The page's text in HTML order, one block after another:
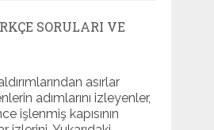
SORULARI VE
asırlar
adımlarını izleyenler,
işlenmiş kapısının